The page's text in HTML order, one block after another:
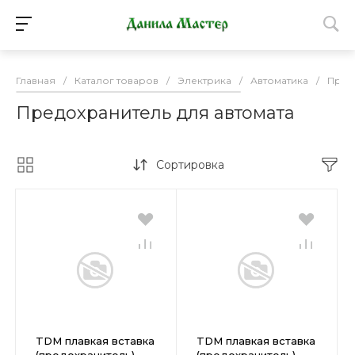
Главная / Каталог товаров / Электрика / Автоматика /
Предохранитель для автомата
Сортировка
TDM плавкая вставка
TDM плавкая вставка